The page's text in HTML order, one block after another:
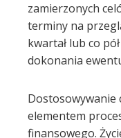
zamierzonych
terminy na
kwartał lub co
dokonania
Dostosowywanie
elementem
finansowego.